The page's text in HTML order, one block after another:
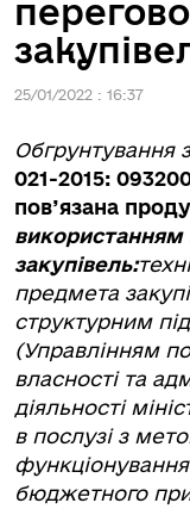
25/01/2022 : 16:37
Обгрунтування
021-2015:
пов’язана
використанням
закупівель:
предмета
структурним
(Управлінням
власності та
діяльності
в послузі з
бюджетного